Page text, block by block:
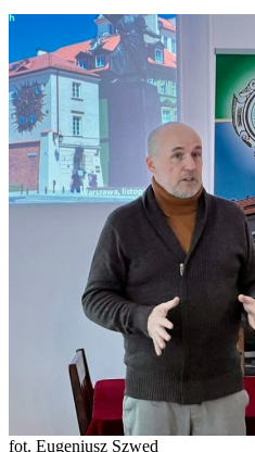
fot. Eugeniusz Szwed